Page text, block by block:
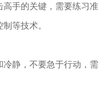
手的关键，需要练习准
等技术。
静，不要急于行动，需